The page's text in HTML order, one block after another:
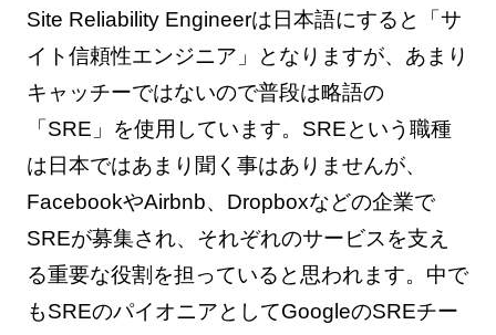
Site Reliability Engineerは日本語にすると「サ
イト信頼性エンジニア」となりますが、あまり
キャッチーではないので普段は略語の
「SRE」を使用しています。SREという職種
は日本ではあまり聞く事はありませんが、
FacebookやAirbnb、Dropboxなどの企業で
SREが募集され、それぞれのサービスを支え
る重要な役割を担っていると思われます。中で
もSREのパイオニアとしてGoogleのSREチー